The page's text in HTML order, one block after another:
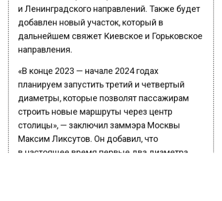
и Ленинградского направлений. Также будет
добавлен новый участок, который в
дальнейшем свяжет Киевское и Горьковское
направления.
«В конце 2023 — начале 2024 годах
планируем запустить третий и четвертый
диаметры, которые позволят пассажирам
строить новые маршруты через центр
столицы», — заключил заммэра Москвы
Максим Ликсутов. Он добавил, что
в настоящее время первые два диаметра